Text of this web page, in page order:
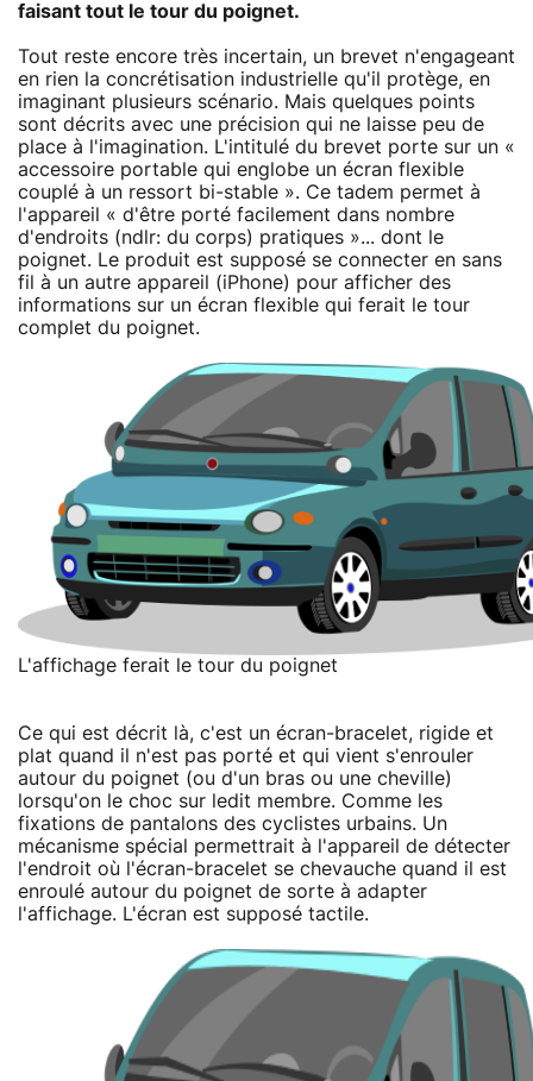
faisant tout le tour du poignet.
Tout reste encore très incertain, un brevet n'engageant
en rien la concrétisation industrielle qu'il protège, en
imaginant plusieurs scénario. Mais quelques points
sont décrits avec une précision qui ne laisse peu de
place à l'imagination. L'intitulé du brevet porte sur un «
accessoire portable qui englobe un écran flexible
couplé à un ressort bi-stable ». Ce tadem permet à
l'appareil « d'être porté facilement dans nombre
d'endroits (ndlr: du corps) pratiques »... dont le
poignet. Le produit est supposé se connecter en sans
fil à un autre appareil (iPhone) pour afficher des
informations sur un écran flexible qui ferait le tour
complet du poignet.
L'affichage ferait le tour du poignet
Ce qui est décrit là, c'est un écran-bracelet, rigide et
plat quand il n'est pas porté et qui vient s'enrouler
autour du poignet (ou d'un bras ou une cheville)
lorsqu'on le choc sur ledit membre. Comme les
fixations de pantalons des cyclistes urbains. Un
mécanisme spécial permettrait à l'appareil de détecter
l'endroit où l'écran-bracelet se chevauche quand il est
enroulé autour du poignet de sorte à adapter
l'affichage. L'écran est supposé tactile.